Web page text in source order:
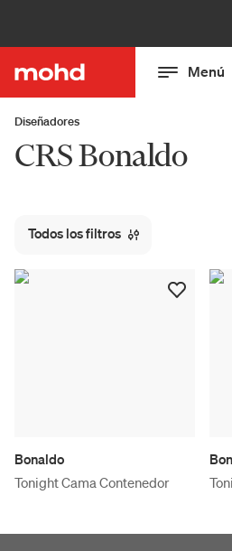
Menú
Diseñadores
CRS Bonaldo
Todos los filtros
Bonaldo
Tonight Cama Contenedor